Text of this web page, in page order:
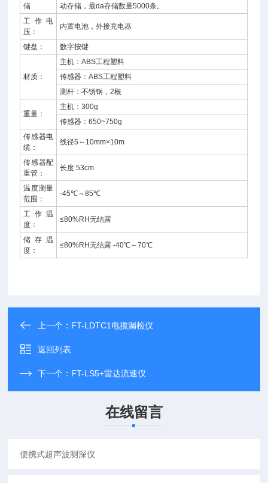
储
动存储，最da存储数量5000条。
工作电
压：
内置电池，外接充电器
键盘： 数字按键
材质：
主机：ABS工程塑料
传感器：ABS工程塑料
测杆：不锈钢，2根
重量：
主机：300g
传感器：650~750g
传感器电
缆：
线径5～10mm×10m
传感器配
重管：
长度 53cm
温度测量
范围：
-45℃～85℃
工作温
度：
≤80%RH无结露
储存温
度：
≤80%RH无结露 -40℃～70℃
上一个： FT-LDTC1电揽漏检仪
返回列表
下一个： FT-LS5+雷达流速仪
在线留言